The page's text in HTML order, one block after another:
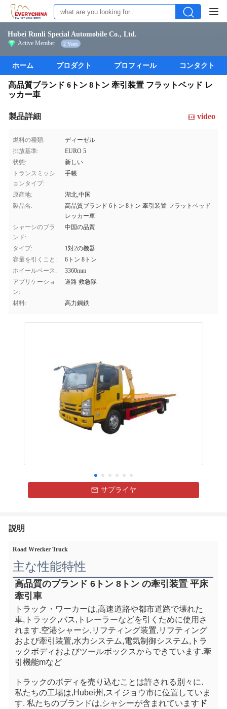
Hubei Runli Special Automobile Co., Ltd.
Active Member 2 Years
ホーム プロダクト プロフィール コンタクト
高品質ブランド 6トン 8トン 牽引装置 フラットベッド レ
ッカー車
製品詳細 video
燃料の種類:
ディーゼル
排放基準:
EURO 5
状態:
新しい
トランスミッシ
ョンタイプ:
手帳
原産地:
湖北,中国
製品名:
高品質ブランド 6トン 8トン 牽引装置 フラットベッド
レッカー車
シャーシのブラ
ンド:
中国の品質
タイプ:
1対2の機器
容量を引くこと:
6トン 8トン
ホイールベース:
3360mm
アプリケーショ
ン:
道路 救急隊
材料: 高力鋼鉄
サプライヤ
説明
Road Wrecker Truck
主な性能特性
高品質のブランド 6トン 8トン の牽引装置 平床
牽引車
トラック・ワーカーは,高速道路や都市道路で壊れた
車,トラック,バス,トレーラーなどを引くために使用さ
れます.空港シャーシ,リフティング装置,リフティング
および牽引装置,水力システム,電気制御システム,トラ
ックボディおよびツールボックスからできています.牽
引機能mなど
トラックのボディを売り込むことは許される 別々に.
私たちの工場は,Hubei州,スイジョウ市に位置していま
す. 私たちのブランドは,シャシーが含まれています ド